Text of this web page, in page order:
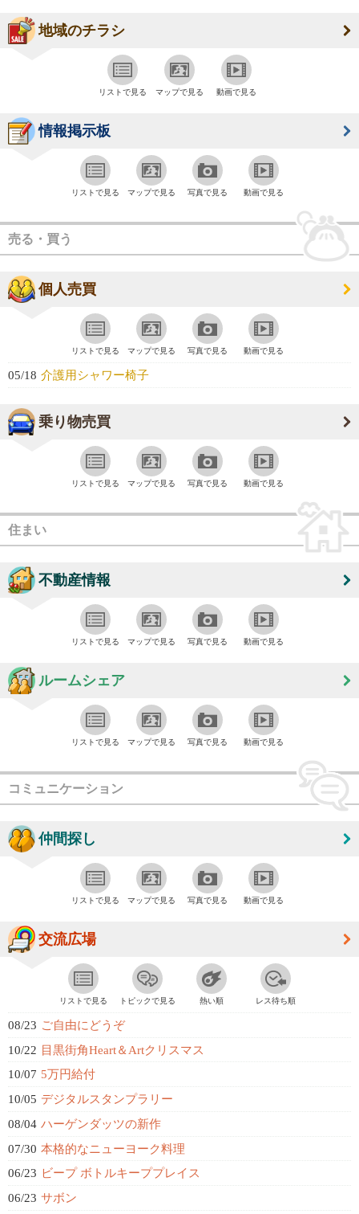
地域のチラシ
リストで見る マップで見る 動画で見る
情報掲示板
リストで見る マップで見る 写真で見る 動画で見る
売る・買う
個人売買
リストで見る マップで見る 写真で見る 動画で見る
05/18 介護用シャワー椅子
乗り物売買
リストで見る マップで見る 写真で見る 動画で見る
住まい
不動産情報
リストで見る マップで見る 写真で見る 動画で見る
ルームシェア
リストで見る マップで見る 写真で見る 動画で見る
コミュニケーション
仲間探し
リストで見る マップで見る 写真で見る 動画で見る
交流広場
リストで見る トピックで見る 熱い順 レス待ち順
08/23 ご自由にどうぞ
10/22 目黒街角Heart＆Artクリスマス
10/07 5万円給付
10/05 デジタルスタンプラリー
08/04 ハーゲンダッツの新作
07/30 本格的なニューヨーク料理
06/23 ビープ ボトルキーププレイス
06/23 サボン